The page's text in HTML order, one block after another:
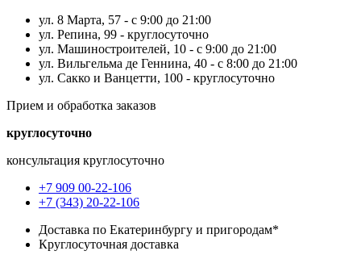
ул. 8 Марта, 57 - с 9:00 до 21:00
ул. Репина, 99 - круглосуточно
ул. Машиностроителей, 10 - с 9:00 до 21:00
ул. Вильгельма де Геннина, 40 - с 8:00 до 21:00
ул. Сакко и Ванцетти, 100 - круглосуточно
Прием и обработка заказов
круглосуточно
консультация круглосуточно
+7 909 00-22-106
+7 (343) 20-22-106
Доставка по Екатеринбургу и пригородам*
Круглосуточная доставка